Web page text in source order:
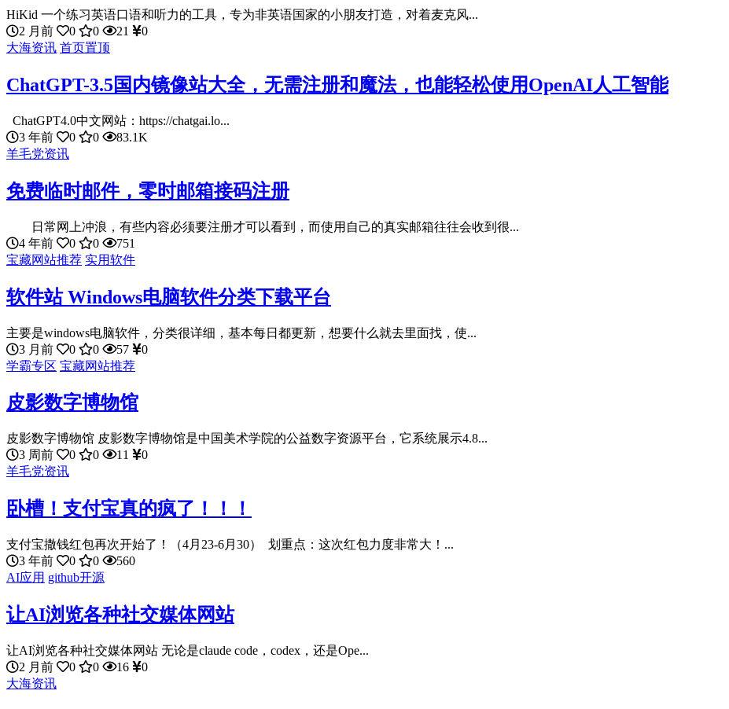
HiKid 一个练习英语口语和听力的工具，专为非英语国家的小朋友打造，对着麦克风...
2 月前
0 0 21
0
大海资讯 首页置顶
ChatGPT-3.5国内镜像站大全，无需注册和魔法，也能轻松使用OpenAI人工智能
ChatGPT4.0中文网站：https://chatgai.lo...
3 年前
0 0
83.1K
羊毛党资讯
免费临时邮件，零时邮箱接码注册
日常网上冲浪，有些内容必须要注册才可以看到，而使用自己的真实邮箱往往会收到很...
4 年前
0 0
751
宝藏网站推荐 实用软件
软件站 Windows电脑软件分类下载平台
主要是windows电脑软件，分类很详细，基本每日都更新，想要什么就去里面找，使...
3 月前
0 0 57
0
学霸专区 宝藏网站推荐
皮影数字博物馆
皮影数字博物馆 皮影数字博物馆是中国美术学院的公益数字资源平台，它系统展示4.8...
3 周前
0 0 11
0
羊毛党资讯
卧槽！支付宝真的疯了！！！
支付宝撒钱红包再次开始了！（4月23-6月30） 划重点：这次红包力度非常大！...
3 年前
0 0
560
AI应用 github开源
让AI浏览各种社交媒体网站
让AI浏览各种社交媒体网站 无论是claude code，codex，还是Ope...
2 月前
0 0 16
0
大海资讯